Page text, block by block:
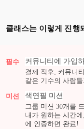
클래스는 이렇게 진행
필수 커뮤니티에 가입하
결제 직후, 커뮤니
같은 기수의 사람
미션 색연필 미션
그룹 미션 30개를
내가 원하는 시간
에 인증하면 완료!